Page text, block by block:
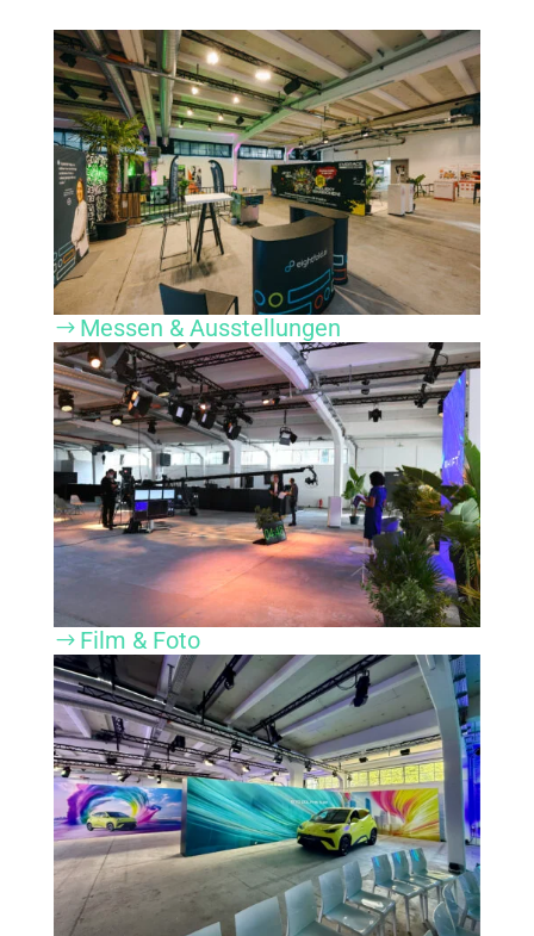
$ Messen & Ausstellungen
$ Film & Foto